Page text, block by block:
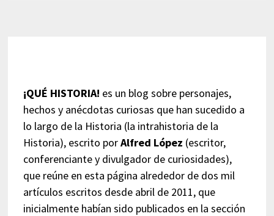
¡QUÉ HISTORIA! es un blog sobre personajes,
hechos y anécdotas curiosas que han sucedido a
lo largo de la Historia (la intrahistoria de la
Historia), escrito porAlfred López (escritor,
conferenciante y divulgador de curiosidades),
que reúne en esta página alrededor de dos mil
artículos escritos desde abril de 2011, que
inicialmente habían sido publicados en la sección